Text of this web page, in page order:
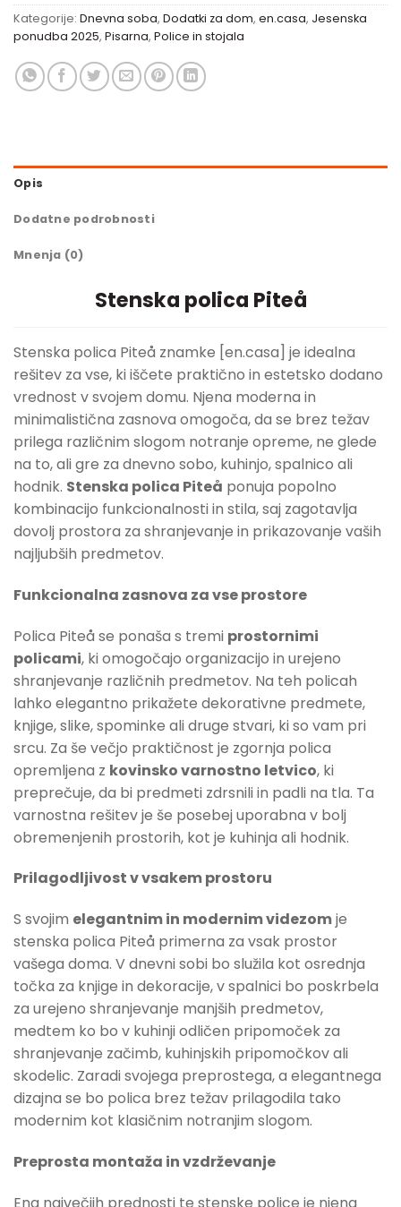
Kategorije: Dnevna soba, Dodatki za dom, en.casa, Jesenska
ponudba 2025, Pisarna, Police in stojala
Opis
Dodatne podrobnosti
Mnenja (0)
Stenska polica Piteå
Stenska polica Piteå znamke [en.casa] je idealna
rešitev za vse, ki iščete praktično in estetsko dodano
vrednost v svojem domu. Njena moderna in
minimalistična zasnova omogoča, da se brez težav
prilega različnim slogom notranje opreme, ne glede
na to, ali gre za dnevno sobo, kuhinjo, spalnico ali
hodnik. Stenska polica Piteå ponuja popolno
kombinacijo funkcionalnosti in stila, saj zagotavlja
dovolj prostora za shranjevanje in prikazovanje vaših
najljubših predmetov.
Funkcionalna zasnova za vse prostore
Polica Piteå se ponaša s tremi prostornimi
policami, ki omogočajo organizacijo in urejeno
shranjevanje različnih predmetov. Na teh policah
lahko elegantno prikažete dekorativne predmete,
knjige, slike, spominke ali druge stvari, ki so vam pri
srcu. Za še večjo praktičnost je zgornja polica
opremljena z kovinsko varnostno letvico, ki
preprečuje, da bi predmeti zdrsnili in padli na tla. Ta
varnostna rešitev je še posebej uporabna v bolj
obremenjenih prostorih, kot je kuhinja ali hodnik.
Prilagodljivost v vsakem prostoru
S svojim elegantnim in modernim videzomje
stenska polica Piteå primerna za vsak prostor
vašega doma. V dnevni sobi bo služila kot osrednja
točka za knjige in dekoracije, v spalnici bo poskrbela
za urejeno shranjevanje manjših predmetov,
medtem ko bo v kuhinji odličen pripomoček za
shranjevanje začimb, kuhinjskih pripomočkov ali
skodelic. Zaradi svojega preprostega, a elegantnega
dizajna se bo polica brez težav prilagodila tako
modernim kot klasičnim notranjim slogom.
Preprosta montaža in vzdrževanje
Ena največjih prednosti te stenske police je njena